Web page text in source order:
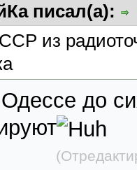
писал(а):
из
до